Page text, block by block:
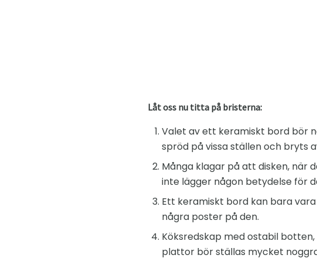
Låt oss nu titta på bristerna:
Valet av ett keramiskt bord bör
spröd på vissa ställen och bryts
Många klagar på att disken, när
inte lägger någon betydelse för
Ett keramiskt bord kan bara
några poster på den.
Köksredskap med ostabil
plattor bör ställas mycket